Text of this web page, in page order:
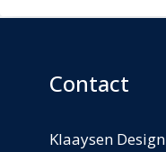
HERRIE
OP
KANTOOR
Contact
Klaaysen Design